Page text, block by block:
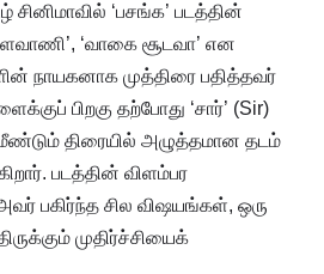
சினிமாவில் ‘பசங்க’ படத்தின்
‘வாகை சூடவா’ என
நாயகனாக முத்திரை பதித்தவர்
பிறகு தற்போது ‘சார்’ (Sir)
திரையில் அழுத்தமான தடம்
படத்தின் விளம்பர
பகிர்ந்த சில விஷயங்கள், ஒரு
முதிர்ச்சியைக்